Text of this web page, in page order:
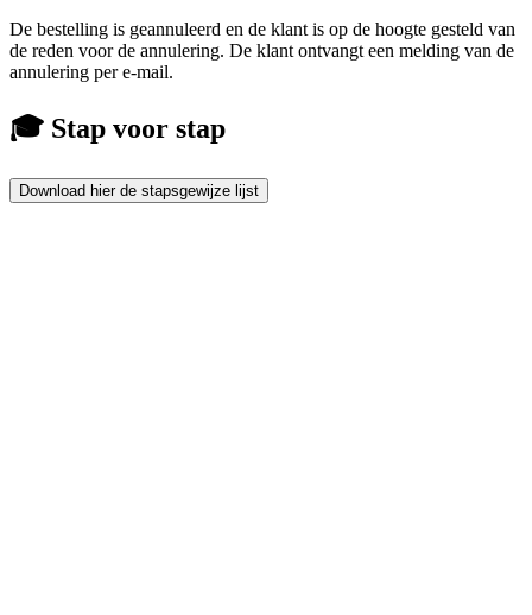
De bestelling is geannuleerd en de klant is op de hoogte gesteld van
de reden voor de annulering. De klant ontvangt een melding van de
annulering per e-mail.
🎓 Stap voor stap
Download hier de stapsgewijze lijst